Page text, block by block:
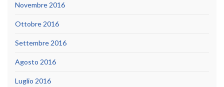
Novembre 2016
Ottobre 2016
Settembre 2016
Agosto 2016
Luglio 2016